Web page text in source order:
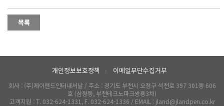
개인정보보호정책 l 이메일무단수집거부
회사 : (주)제이랜드인터내셔날 / 주소 : 경기도 부천시 오정구 석천로 397 301동 606
호 (삼정동, 부천테크노파크쌍용3차)
고객지원 : T. 032-624-1331, F. 032-624-1336 / EMAIL : jland@jlandpen.co.kr